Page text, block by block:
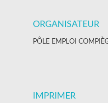
ORGANISATEUR
PÔLE EMPLOI
IMPRIMER